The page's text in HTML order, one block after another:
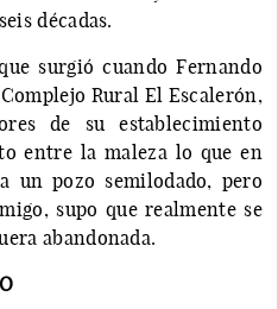
décadas.
surgió cuando Fernando
Rural El Escalerón,
de su establecimiento
entre la maleza lo que en
un pozo semilodado, pero
supo que realmente se
abandonada.